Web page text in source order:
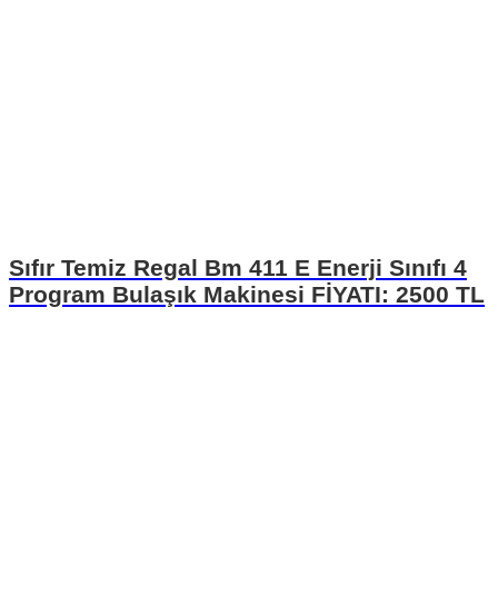
Sıfır Temiz Regal Bm 411 E Enerji Sınıfı 4
Program Bulaşık Makinesi FİYATI: 2500 TL